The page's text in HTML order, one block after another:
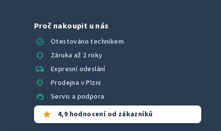
Proč nakoupit u nás
verified
Otestováno technikem
shield Záruka až 2 roky
local_shipping Expresní odeslání
location_on Prodejna v Plzni
support_agent Servis a podpora
star 4,9 hodnocení od zákazníků